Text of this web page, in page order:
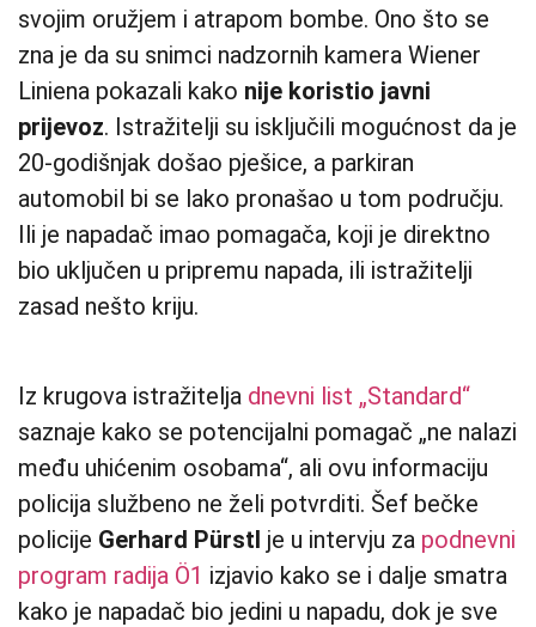
svojim oružjem i atrapom bombe. Ono što se
zna je da su snimci nadzornih kamera Wiener
Liniena pokazali kako nije koristio javni
prijevoz. Istražitelji su isključili mogućnost da je
20-godišnjak došao pješice, a parkiran
automobil bi se lako pronašao u tom području.
Ili je napadač imao pomagača, koji je direktno
bio uključen u pripremu napada, ili istražitelji
zasad nešto kriju.
Iz krugova istražitelja dnevni list „Standard“
saznaje kako se potencijalni pomagač „ne nalazi
među uhićenim osobama“, ali ovu informaciju
policija službeno ne želi potvrditi. Šef bečke
policije Gerhard Pürstl je u intervju za podnevni
program radija Ö1 izjavio kako se i dalje smatra
kako je napadač bio jedini u napadu, dok je sve